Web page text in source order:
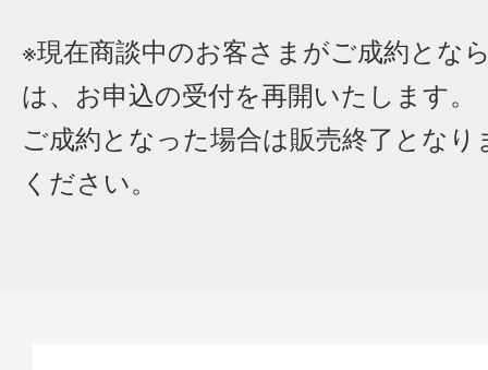
※現在商談中のお客さまがご成約とな
は、お申込の受付を再開いたします。
ご成約となった場合は販売終了となり
ください。